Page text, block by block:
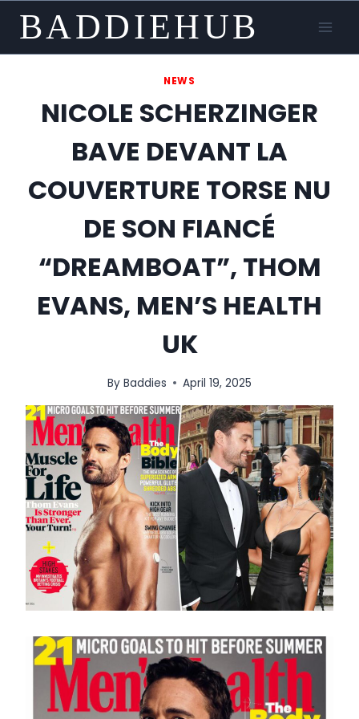
content
BADDIEHUB
NEWS
NICOLE SCHERZINGER
BAVE DEVANT LA
COUVERTURE TORSE NU
DE SON FIANCÉ
“DREAMBOAT”, THOM
EVANS, MEN’S HEALTH
UK
By Baddies April 19, 2025